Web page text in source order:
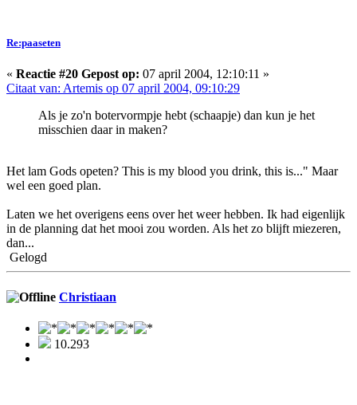
Re:paaseten
« Reactie #20 Gepost op: 07 april 2004, 12:10:11 »
Citaat van: Artemis op 07 april 2004, 09:10:29
Als je zo'n botervormpje hebt (schaapje) dan kun je het
misschien daar in maken?
Het lam Gods opeten? This is my blood you drink, this is..." Maar
wel een goed plan.
Laten we het overigens eens over het weer hebben. Ik had eigenlijk
in de planning dat het mooi zou worden. Als het zo blijft miezeren,
dan...
Gelogd
Christiaan
10.293